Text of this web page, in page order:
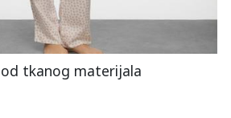
tkanog materijala